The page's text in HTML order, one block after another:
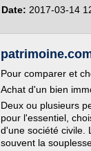
Date: 2017-03-14
Pour comparer et
Achat d'un bien
Deux ou plusieurs
pour l'essentiel,
d'une société civile.
souvent la